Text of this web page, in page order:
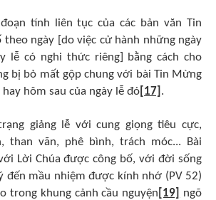
tính liên tục của các bản văn Tin
ngày [do việc cử hành những ngày
lễ có nghi thức riêng] bằng cách cho
bị bỏ mất gộp chung với bài Tin Mừng
hôm sau của ngày lễ đó [17] .
giảng lễ với cung giọng tiêu cực,
than vãn, phê bình, trách móc... Bài
Lời Chúa được công bố, với đời sống
đến mầu nhiệm được kính nhớ (PV 52)
trong khung cảnh cầu nguyện [19]
ngõ